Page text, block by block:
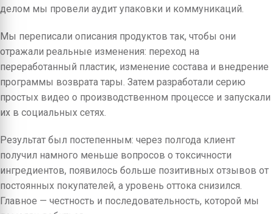
делом мы провели аудит упаковки и коммуникаций.
Мы переписали описания продуктов так, чтобы они
отражали реальные изменения: переход на
переработанный пластик, изменение состава и внедрение
программы возврата тары. Затем разработали серию
простых видео о производственном процессе и запускали
их в социальных сетях.
Результат был постепенным: через полгода клиент
получил намного меньше вопросов о токсичности
ингредиентов, появилось больше позитивных отзывов от
постоянных покупателей, а уровень оттока снизился.
Главное — честность и последовательность, которой мы